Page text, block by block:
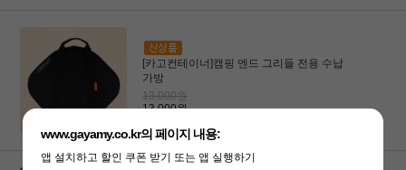
[카고컨테이너]캠핑 엔드 그리들 전용 수납
가방
13,000원
13,000원
www.gayamy.co.kr의 페이지 내용:
앱 설치하고 할인 쿠폰 받기 또는 앱 실행하기